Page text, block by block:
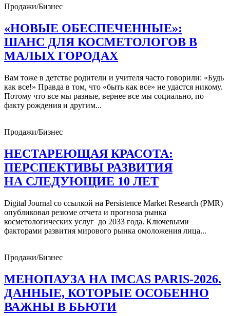
Продажи/Бизнес
«НОВЫЕ ОБЕСПЕЧЕННЫЕ»:
ШАНС ДЛЯ КОСМЕТОЛОГОВ В
МАЛЫХ ГОРОДАХ
Вам тоже в детстве родители и учителя часто говорили: «Будь
как все!» Правда в том, что «быть как все» не удастся никому.
Потому что все мы разные, вернее все мы социально, по
факту рождения и другим...
Продажи/Бизнес
НЕСТАРЕЮЩАЯ КРАСОТА:
ПЕРСПЕКТИВЫ РАЗВИТИЯ
НА СЛЕДУЮЩИЕ 10 ЛЕТ
Digital Journal со ссылкой на Persistence Market Research (PMR)
опубликовал резюме отчета и прогноза рынка
косметологических услуг до 2033 года. Ключевыми
факторами развития мирового рынка омоложения лица...
Продажи/Бизнес
МЕНОПАУЗА НА IMCAS PARIS-2026.
ДАННЫЕ, КОТОРЫЕ ОСОБЕННО
ВАЖНЫ В БЬЮТИ